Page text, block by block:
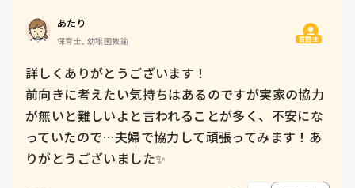
あたり
保育士, 幼稚園教諭 質問主
詳しくありがとうございます！
前向きに考えたい気持ちはあるのですが実家の協力
が無いと難しいよと言われることが多く、不安にな
っていたので…夫婦で協力して頑張ってみます！あ
りがとうございました✨